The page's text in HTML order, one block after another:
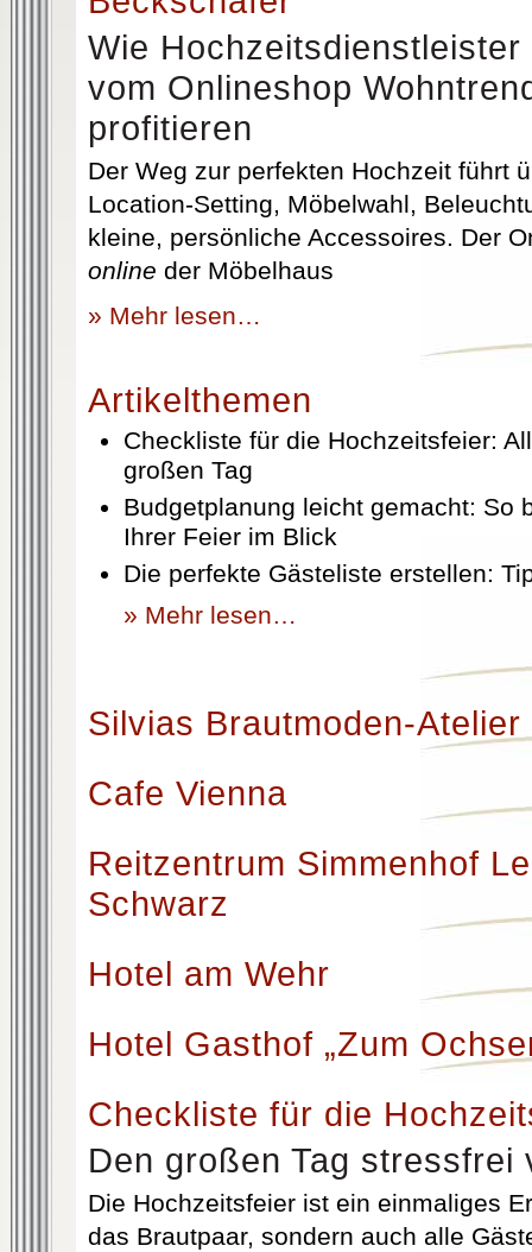
Wie
vom Onlineshop
profitieren
Der Weg zur perfekten Hochzeit führt
Location-Setting, Möbelwahl,
kleine, persönliche Accessoires. Der
online der Möbelhaus
» Mehr lesen…
Artikelthemen
Checkliste für die Hochzeitsfeier:
großen Tag
Budgetplanung leicht gemacht: So
Ihrer Feier im Blick
Die perfekte Gästeliste erstellen:
» Mehr lesen…
Silvias Brautmoden-Atelier
Cafe Vienna
Reitzentrum Simmenhof
Schwarz
Hotel am Wehr
Hotel Gasthof „Zum
Checkliste für die
Den großen Tag stressfrei
Die Hochzeitsfeier ist ein einmaliges
das Brautpaar, sondern auch alle